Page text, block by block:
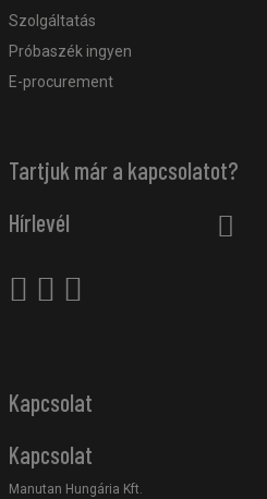
Szolgáltatás
Próbaszék ingyen
E-procurement
Tartjuk már a kapcsolatot?
Hírlevél
Kapcsolat
Kapcsolat
Manutan Hungária Kft.